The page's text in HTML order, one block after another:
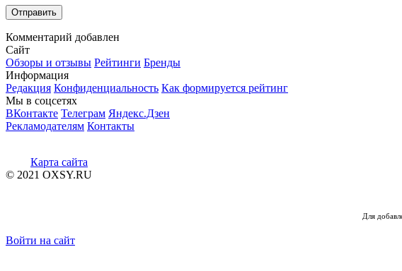
Комментарий добавлен
Сайт
Обзоры и отзывы Рейтинги Бренды
Информация
Редакция Конфиденциальность Как формируется рейтинг
Мы в соцсетях
ВКонтакте Телеграм Яндекс.Дзен
Рекламодателям Контакты
Карта сайта
© 2021 OXSY.RU
Для
Войти на сайт